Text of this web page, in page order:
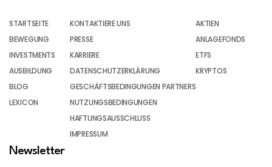
STARTSEITE
BEWEGUNG
INVESTMENTS
AUSBILDUNG
BLOG
LEXICON
KONTAKTIERE UNS
PRESSE
KARRIERE
DATENSCHUTZERKLÄRUNG
GESCHÄFTSBEDINGUNGEN PARTNERS
NUTZUNGSBEDINGUNGEN
HAFTUNGSAUSSCHLUSS
IMPRESSUM
AKTIEN
ANLAGEFONDS
ETFS
KRYPTOS
Newsletter